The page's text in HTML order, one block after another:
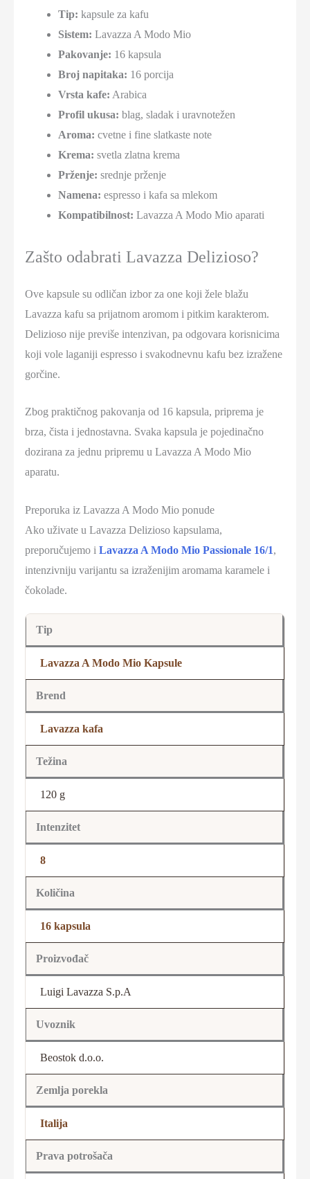
Tip: kapsule za kafu
Sistem: Lavazza A Modo Mio
Pakovanje: 16 kapsula
Broj napitaka: 16 porcija
Vrsta kafe: Arabica
Profil ukusa: blag, sladak i uravnotežen
Aroma: cvetne i fine slatkaste note
Krema: svetla zlatna krema
Prženje: srednje prženje
Namena: espresso i kafa sa mlekom
Kompatibilnost: Lavazza A Modo Mio aparati
Zašto odabrati Lavazza Delizioso?
Ove kapsule su odličan izbor za one koji žele blažu
Lavazza kafu sa prijatnom aromom i pitkim karakterom.
Delizioso nije previše intenzivan, pa odgovara korisnicima
koji vole laganiji espresso i svakodnevnu kafu bez izražene
gorčine.
Zbog praktičnog pakovanja od 16 kapsula, priprema je
brza, čista i jednostavna. Svaka kapsula je pojedinačno
dozirana za jednu pripremu u Lavazza A Modo Mio
aparatu.
Preporuka iz Lavazza A Modo Mio ponude
Ako uživate u Lavazza Delizioso kapsulama,
preporučujemo i Lavazza A Modo Mio Passionale 16/1,
intenzivniju varijantu sa izraženijim aromama karamele i
čokolade.
Tip
Lavazza A Modo Mio Kapsule
Brend
Lavazza kafa
Težina
120 g
Intenzitet
8
Količina
16 kapsula
Proizvođač
Luigi Lavazza S.p.A
Uvoznik
Beostok d.o.o.
Zemlja porekla
Italija
Prava potrošača